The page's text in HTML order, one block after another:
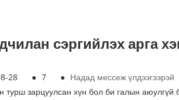
сэргийлэх арга
28 ● 7 ● Надад мессеж үлдээгээрэй
зарцуулсан хүн бол би галын